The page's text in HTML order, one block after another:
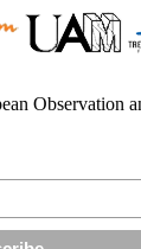
Observation